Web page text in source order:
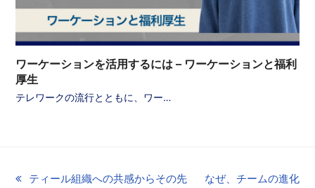
ワーケーションを活用するには – ワーケーションと福利
厚生
テレワークの流行とともに、ワー…
previous
ティール組織への共感からその先
next
なぜ、チームの進化